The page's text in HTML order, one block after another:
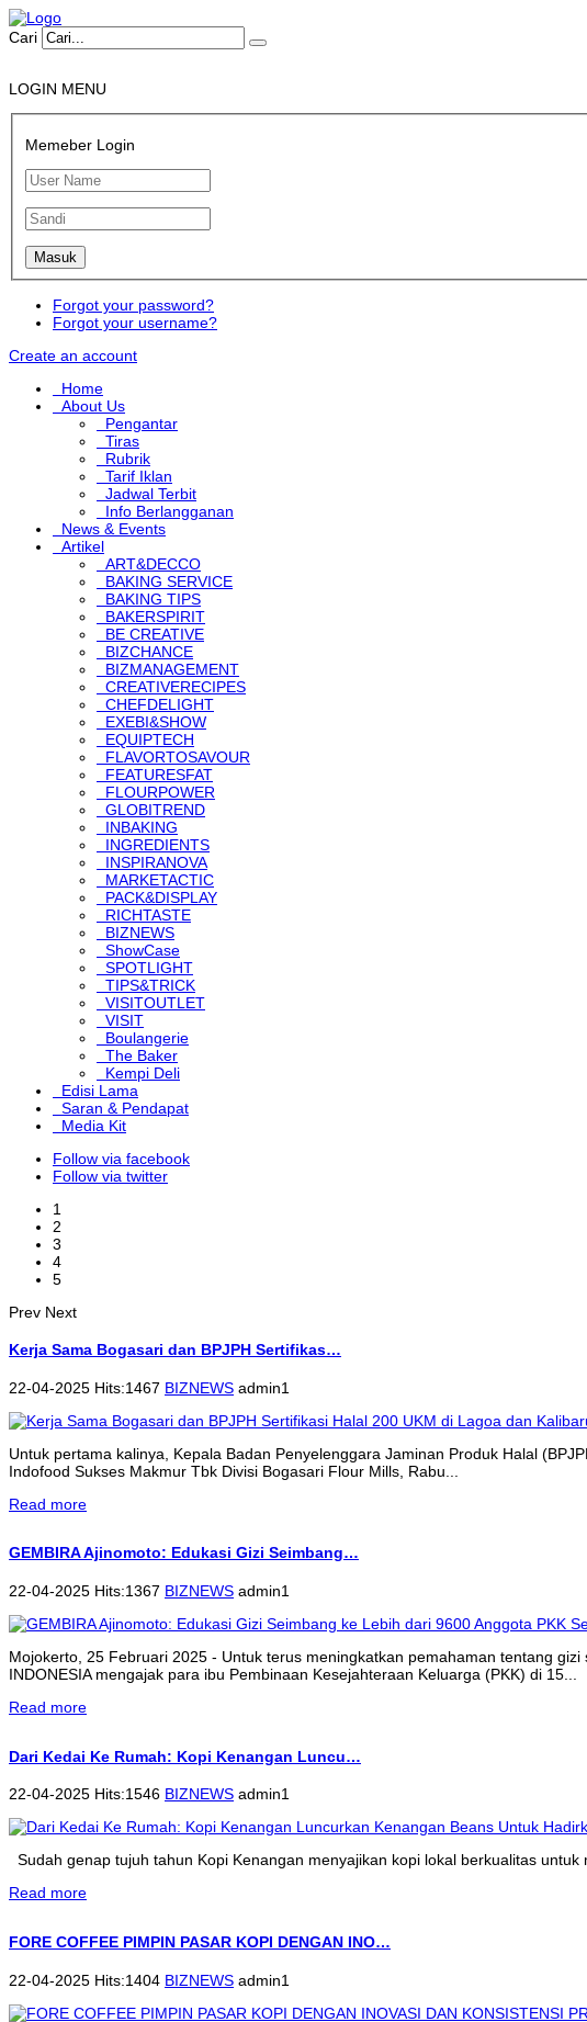
Cari
LOGIN MENU
Memeber Login
Forgot your password?
Forgot your username?
Create an account
Home
About Us
Pengantar
Tiras
Rubrik
Tarif Iklan
Jadwal Terbit
Info Berlangganan
News & Events
Artikel
ART&DECCO
BAKING SERVICE
BAKING TIPS
BAKERSPIRIT
BE CREATIVE
BIZCHANCE
BIZMANAGEMENT
CREATIVERECIPES
CHEFDELIGHT
EXEBI&SHOW
EQUIPTECH
FLAVORTOSAVOUR
FEATURESFAT
FLOURPOWER
GLOBITREND
INBAKING
INGREDIENTS
INSPIRANOVA
MARKETACTIC
PACK&DISPLAY
RICHTASTE
BIZNEWS
ShowCase
SPOTLIGHT
TIPS&TRICK
VISITOUTLET
VISIT
Boulangerie
The Baker
Kempi Deli
Edisi Lama
Saran & Pendapat
Media Kit
Follow via facebook
Follow via twitter
1
2
3
4
5
Prev Next
Kerja Sama Bogasari dan BPJPH Sertifikas…
22-04-2025 Hits:1467 BIZNEWS admin1
Untuk pertama kalinya, Kepala Badan Penyelenggara Jaminan Produk Halal
Indofood Sukses Makmur Tbk Divisi Bogasari Flour Mills, Rabu...
Read more
GEMBIRA Ajinomoto: Edukasi Gizi Seimbang…
22-04-2025 Hits:1367 BIZNEWS admin1
Mojokerto, 25 Februari 2025 - Untuk terus meningkatkan pemahaman tentang
INDONESIA mengajak para ibu Pembinaan Kesejahteraan Keluarga (PKK) di 15...
Read more
Dari Kedai Ke Rumah: Kopi Kenangan Luncu…
22-04-2025 Hits:1546 BIZNEWS admin1
Sudah genap tujuh tahun Kopi Kenangan menyajikan kopi lokal berkualitas
Read more
FORE COFFEE PIMPIN PASAR KOPI DENGAN INO…
22-04-2025 Hits:1404 BIZNEWS admin1